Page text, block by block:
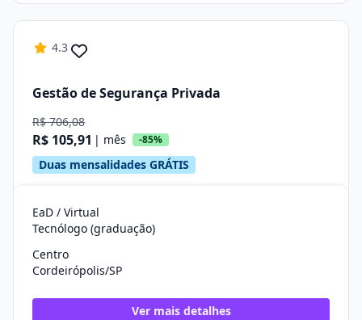
4.3
Gestão de Segurança Privada
R$ 706,08
R$ 105,91 | mês -85%
Duas mensalidades GRÁTIS
EaD / Virtual
Tecnólogo (graduação)
Centro
Cordeirópolis/SP
Ver mais detalhes